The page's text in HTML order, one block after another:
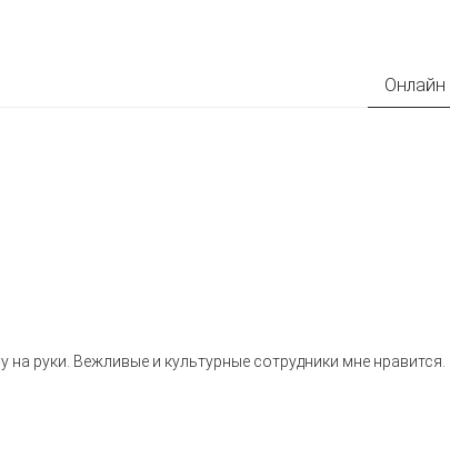
Онлайн
руки. Вежливые и культурные сотрудники мне нравится.